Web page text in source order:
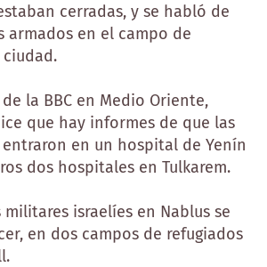
cerradas, y se habló de
armados en el campo de
la BBC en Medio Oriente,
que hay informes de que las
en un hospital de Yenín
dos hospitales en Tulkarem.
militares israelíes en Nablus se
en dos campos de refugiados